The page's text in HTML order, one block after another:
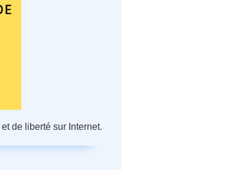
de liberté sur Internet.